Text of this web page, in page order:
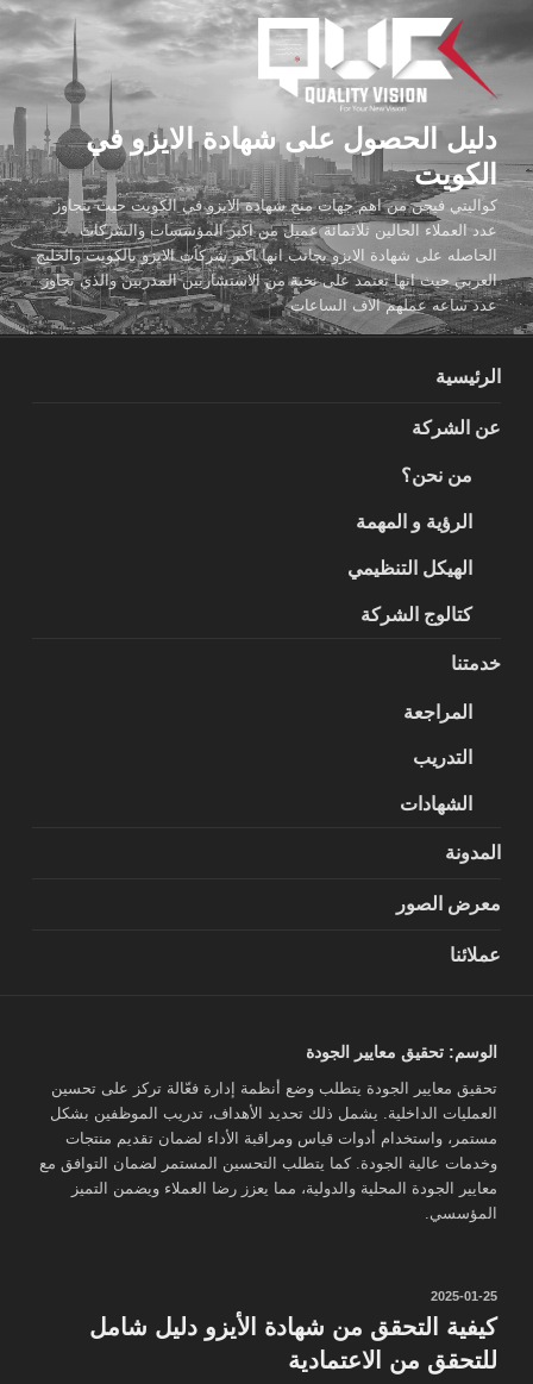
المحتوى
دليل الحصول على شهادة الايزو في
الكويت
كواليتي فيجن من اهم جهات منح شهادة الايزو في الكويت حيث يتجاوز
عدد العملاء الحالين ثلاثمائة عميل من اكبر المؤسسات والشركات
الحاصله على شهادة الايزو بجانب انها اكبر شركات الايزو بالكويت والخليج
العربي حيث انها تعتمد على نخبة من الاستشاريين المدربين والذي تجاوز
عدد ساعه عملهم الاف الساعات
الرئيسية
عن الشركة
من نحن؟
الرؤية و المهمة
الهيكل التنظيمي
كتالوج الشركة
خدمتنا
المراجعة
التدريب
الشهادات
المدونة
معرض الصور
عملائنا
الوسم: تحقيق معايير الجودة
تحقيق معايير الجودة يتطلب وضع أنظمة إدارة فعّالة تركز على تحسين
العمليات الداخلية. يشمل ذلك تحديد الأهداف، تدريب الموظفين بشكل
مستمر، واستخدام أدوات قياس ومراقبة الأداء لضمان تقديم منتجات
وخدمات عالية الجودة. كما يتطلب التحسين المستمر لضمان التوافق مع
معايير الجودة المحلية والدولية، مما يعزز رضا العملاء ويضمن التميز
المؤسسي.
نُشر
في
2025-01-25
كيفية التحقق من شهادة الأيزو دليل شامل
للتحقق من الاعتمادية